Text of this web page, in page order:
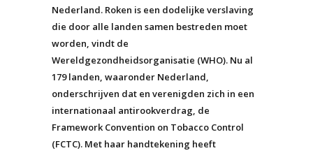
Nederland. Roken is een dodelijke verslaving
die door alle landen samen bestreden moet
worden, vindt de
Wereldgezondheidsorganisatie (WHO). Nu al
179 landen, waaronder Nederland,
onderschrijven dat en verenigden zich in een
internationaal antirookverdrag, de
Framework Convention on Tobacco Control
(FCTC). Met haar handtekening heeft